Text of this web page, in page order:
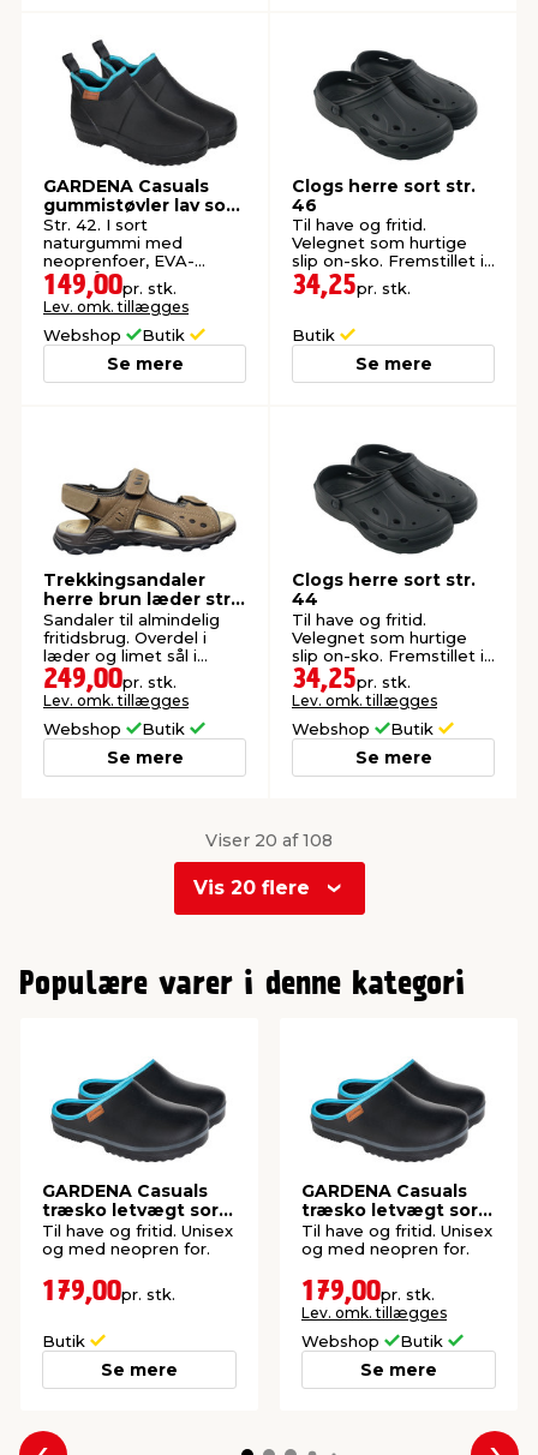
GARDENA Casuals
gummistøvler lav sort
str. 42
Str. 42. I sort
naturgummi med
neoprenfoer, EVA-
indersål og metalplade i
sålen.
149,00pr. stk.
Lev. omk. tillægges
Webshop Butik
Se mere
Clogs herre sort str.
46
Til have og fritid.
Velegnet som hurtige
slip on-sko. Fremstillet i
EVA.
34,25pr. stk.
Butik
Se mere
Trekkingsandaler
herre brun læder str.
43
Sandaler til almindelig
fritidsbrug. Overdel i
læder og limet sål i
polyurethan.
249,00pr. stk.
Lev. omk. tillægges
Webshop Butik
Se mere
Clogs herre sort str.
44
Til have og fritid.
Velegnet som hurtige
slip on-sko. Fremstillet i
EVA.
34,25pr. stk.
Lev. omk. tillægges
Webshop Butik
Se mere
Viser 20 af 108
Vis 20 flere
1
2
Populære varer i denne kategori
GARDENA Casuals
træsko letvægt sort
str. 41
Til have og fritid. Unisex
og med neopren for.
179,00pr. stk.
Butik
Se mere
GARDENA Casuals
træsko letvægt sort
str. 40
Til have og fritid. Unisex
og med neopren for.
179,00pr. stk.
Lev. omk. tillægges
Webshop Butik
Se mere